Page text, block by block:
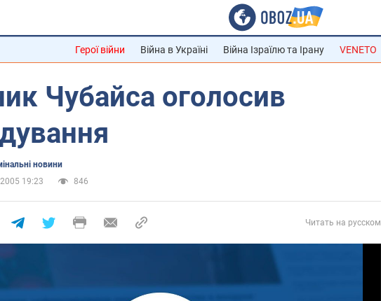
Герої війни Війна в Україні Війна Ізраїлю та Ірану VENETO
Чубайса оголосив
новини
19:23
846
Читать на русском